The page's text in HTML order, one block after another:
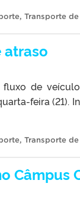
, Transporte
atraso
de
feira (21).
, Transporte
Câmpus